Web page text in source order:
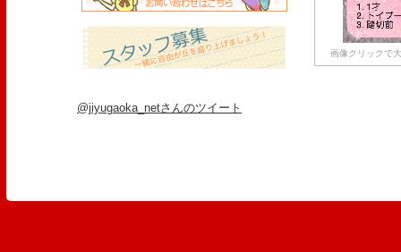
画像クリックで
@jiyugaoka_netさんのツイート